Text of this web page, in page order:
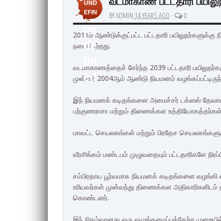
UND
EFIN
ED
un
de
ed
BY ADMIN 14 YEARS AGO - 0
2011ம் ஆண்டுக்குட்பட்ட பட்டதாரி
நடைபெற்றது.
வடமாகாணத்தைச் சேர்ந்த 2039 பட்டதாரி
முன்னர் 2004ஆம் ஆண்டு நியமனம்
இந் நியமனக் கடிதங்களை அமைச்சர் டக்ளஸ்
பற்குணராசா மற்றும் திணைக்கள
மாவட்ட செயலகங்கள் மற்றும் பிரதேச
வீரசிங்கம் மண்டபம் முழுவதையும் பட்டதாரிகளே
சம்பிரதாய பூர்வமாக நியமனக் கடிதங்களை
உரியவர்கள் முன்வந்து திணைக்கள
கொண்டனர்.